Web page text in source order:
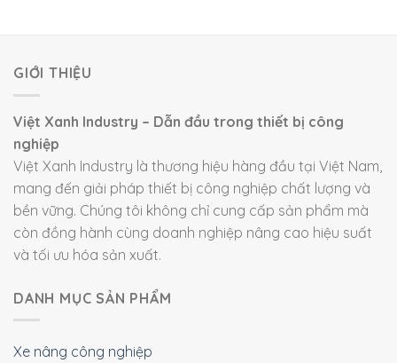
GIỚI THIỆU
Việt Xanh Industry – Dẫn đầu trong thiết bị công
nghiệp
Việt Xanh Industry là thương hiệu hàng đầu tại Việt Nam,
mang đến giải pháp thiết bị công nghiệp chất lượng và
bền vững. Chúng tôi không chỉ cung cấp sản phẩm mà
còn đồng hành cùng doanh nghiệp nâng cao hiệu suất
và tối ưu hóa sản xuất.
DANH MỤC SẢN PHẨM
Xe nâng công nghiệp